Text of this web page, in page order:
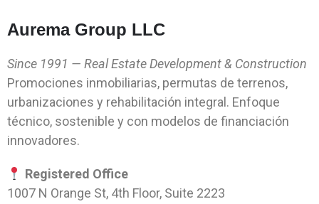
Aurema Group LLC
Since 1991 — Real Estate Development & Construction
Promociones inmobiliarias, permutas de terrenos,
urbanizaciones y rehabilitación integral. Enfoque
técnico, sostenible y con modelos de financiación
innovadores.
Registered Office
1007 N Orange St, 4th Floor, Suite 2223